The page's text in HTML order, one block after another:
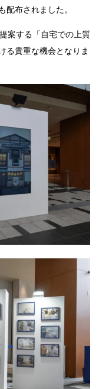
配布されました。
案する「自宅での上質
る貴重な機会となりま